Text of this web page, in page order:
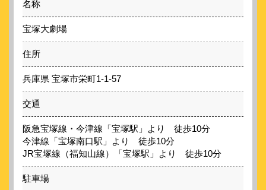
名称
宝塚大劇場
住所
兵庫県 宝塚市栄町1-1-57
交通
阪急宝塚線・今津線「宝塚駅」より 徒歩10分
今津線「宝塚南口駅」より 徒歩10分
JR宝塚線（福知山線）「宝塚駅」より 徒歩10分
駐車場